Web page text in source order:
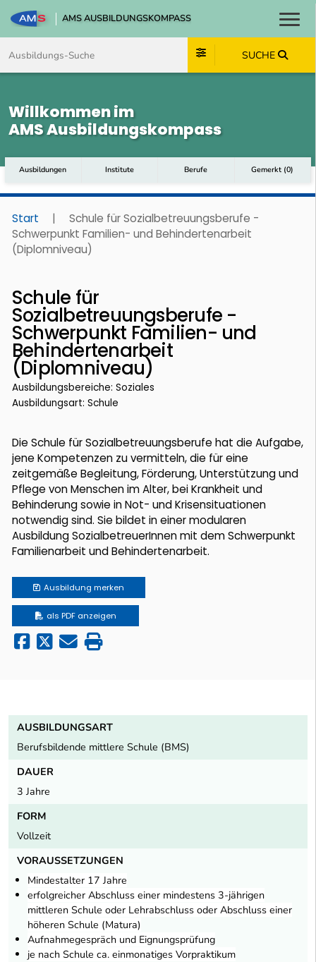
AMS AUSBILDUNGSKOMPASS
SUCHE
Willkommen im
AMS Ausbildungskompass
Ausbildungen Institute Berufe Gemerkt (0)
Start |
Schule für Sozialbetreuungsberufe -
Schwerpunkt Familien- und Behindertenarbeit
(Diplomniveau)
Schule für
Sozialbetreuungsberufe -
Schwerpunkt Familien- und
Behindertenarbeit
(Diplomniveau)
Ausbildungsbereiche: Soziales
Ausbildungsart: Schule
Die Schule für Sozialbetreuungsberufe hat die Aufgabe,
jene Kompetenzen zu vermitteln, die für eine
zeitgemäße Begleitung, Förderung, Unterstützung und
Pflege von Menschen im Alter, bei Krankheit und
Behinderung sowie in Not- und Krisensituationen
notwendig sind. Sie bildet in einer modularen
Ausbildung SozialbetreuerInnen mit dem Schwerpunkt
Familienarbeit und Behindertenarbeit.
Ausbildung merken
als PDF anzeigen
AUSBILDUNGSART
Berufsbildende mittlere Schule (BMS)
DAUER
3 Jahre
FORM
Vollzeit
VORAUSSETZUNGEN
Mindestalter 17 Jahre
erfolgreicher Abschluss einer mindestens 3-jährigen
mittleren Schule oder Lehrabschluss oder Abschluss einer
höheren Schule (Matura)
Aufnahmegespräch und Eignungsprüfung
je nach Schule ca. einmonatiges Vorpraktikum